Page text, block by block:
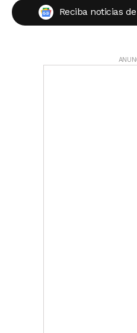
Reciba noticias de